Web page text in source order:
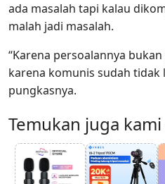
ada masalah tapi kalau
malah jadi masalah.
“Karena persoalannya
karena komunis sudah tidak
pungkasnya.
Temukan juga